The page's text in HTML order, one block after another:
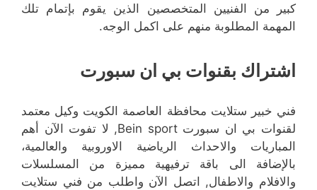
كبير من الفنيين المتخصصين الذين يقوم بإتمام تلك
المهمة المطلوبة منهم على اكمل الوجه.
اشتراك بقنوات بي ان سبورت
فني خبير ستلايت محافظة العاصمة الكويت وكيل معتمد
لقنوات بي ان سبورت Bein sport, لا تفوت الآن أهم
المباريات والاحداث الرياضية الاوروبية والعالمية،
بالإضافة الى باقة ترفيهية مميزة من المسلسلات
والافلام والاطفال, اتصل الآن واطلب من فني ستلايت